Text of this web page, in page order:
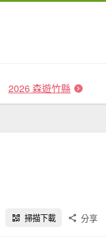
2026 森遊竹縣
掃描下載 分享